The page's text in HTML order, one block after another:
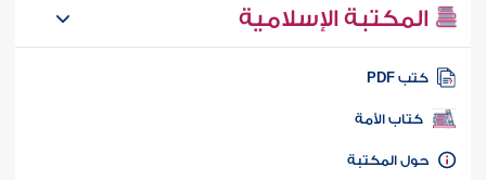
المكتبة الإسلامية
كتب PDF
كتاب الأمة